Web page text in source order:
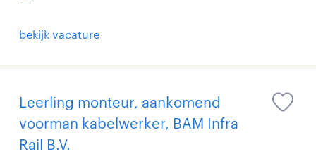
bekijk vacature
Leerling monteur, aankomend
voorman kabelwerker, BAM Infra
Rail B.V.